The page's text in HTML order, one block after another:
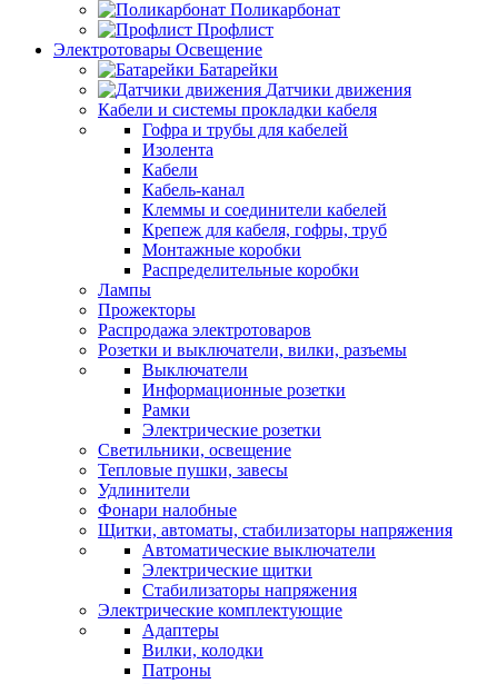
Поликарбонат
Профлист
Электротовары Освещение
Батарейки
Датчики движения
Кабели и системы прокладки кабеля
Гофра и трубы для кабелей
Изолента
Кабели
Кабель-канал
Клеммы и соединители кабелей
Крепеж для кабеля, гофры, труб
Монтажные коробки
Распределительные коробки
Лампы
Прожекторы
Распродажа электротоваров
Розетки и выключатели, вилки, разъемы
Выключатели
Информационные розетки
Рамки
Электрические розетки
Светильники, освещение
Тепловые пушки, завесы
Удлинители
Фонари налобные
Щитки, автоматы, стабилизаторы напряжения
Автоматические выключатели
Электрические щитки
Стабилизаторы напряжения
Электрические комплектующие
Адаптеры
Вилки, колодки
Патроны